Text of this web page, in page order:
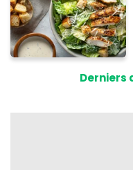
Derniers